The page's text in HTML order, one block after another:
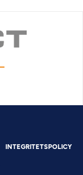
INTEGRITETSPOLICY